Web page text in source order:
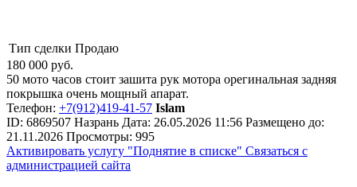
Тип сделки Продаю
180 000 руб.
50 мото часов стоит зашита рук мотора орегинальная задняя
покрышка очень мощный апарат.
Телефон: +7(912)419-41-57 Islam
ID: 6869507 Назрань Дата: 26.05.2026 11:56 Размещено до:
21.11.2026 Просмотры: 995
Активировать услугу "Поднятие в списке" Связаться с
администрацией сайта